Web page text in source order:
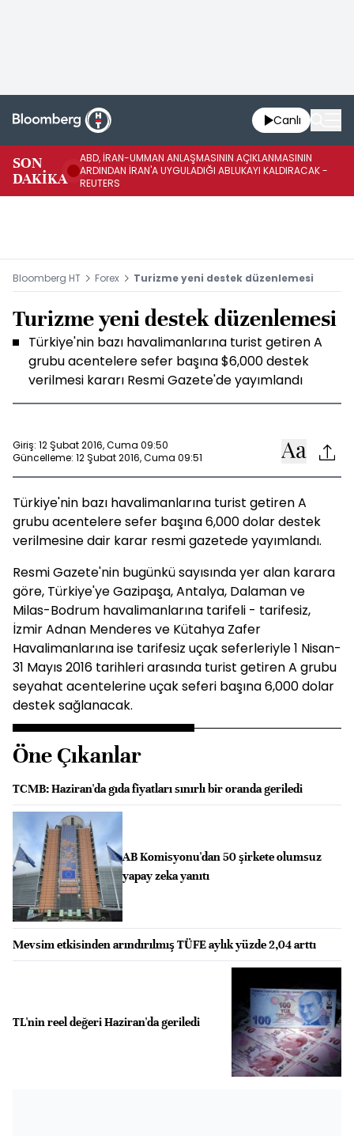
Canlı
SON
DAKİKA
ABD, İRAN-UMMAN ANLAŞMASININ AÇIKLANMASININ
ARDINDAN İRAN'A UYGULADIĞI ABLUKAYI KALDIRACAK -
REUTERS
Bloomberg HT Forex Turizme yeni destek düzenlemesi
Turizme yeni destek düzenlemesi
Türkiye'nin bazı havalimanlarına turist getiren A
grubu acentelere sefer başına $6,000 destek
verilmesi kararı Resmi Gazete'de yayımlandı
Giriş: 12 Şubat 2016, Cuma 09:50
Güncelleme: 12 Şubat 2016, Cuma 09:51
Türkiye'nin bazı havalimanlarına turist getiren A
grubu acentelere sefer başına 6,000 dolar destek
verilmesine dair karar resmi gazetede yayımlandı.
Resmi Gazete'nin bugünkü sayısında yer alan karara
göre, Türkiye'ye Gazipaşa, Antalya, Dalaman ve
Milas-Bodrum havalimanlarına tarifeli - tarifesiz,
İzmir Adnan Menderes ve Kütahya Zafer
Havalimanlarına ise tarifesiz uçak seferleriyle 1 Nisan-
31 Mayıs 2016 tarihleri arasında turist getiren A grubu
seyahat acentelerine uçak seferi başına 6,000 dolar
destek sağlanacak.
Öne Çıkanlar
TCMB: Haziran'da gıda fiyatları sınırlı bir oranda geriledi
AB Komisyonu'dan 50 şirkete olumsuz
yapay zeka yanıtı
Mevsim etkisinden arındırılmış TÜFE aylık yüzde 2,04 arttı
TL'nin reel değeri Haziran'da geriledi